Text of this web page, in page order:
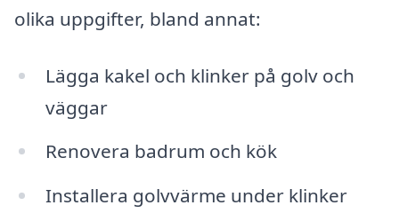
olika uppgifter, bland annat:
Lägga kakel och klinker på golv och
väggar
Renovera badrum och kök
Installera golvvärme under klinker